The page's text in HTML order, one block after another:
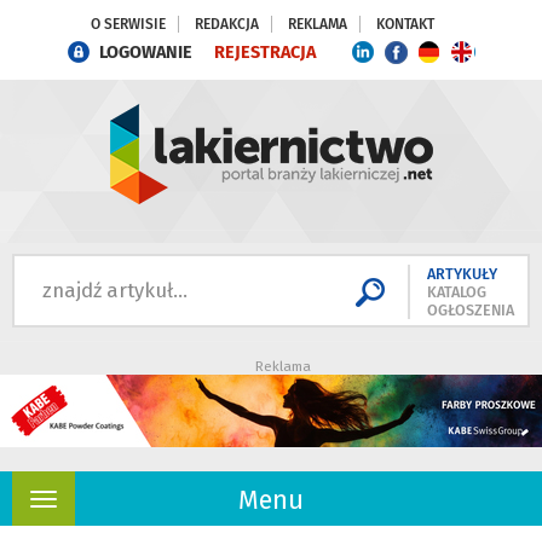
O SERWISIE REDAKCJA REKLAMA KONTAKT
LOGOWANIE REJESTRACJA
ARTYKUŁY
KATALOG
OGŁOSZENIA
Reklama
Menu
Rozwiń